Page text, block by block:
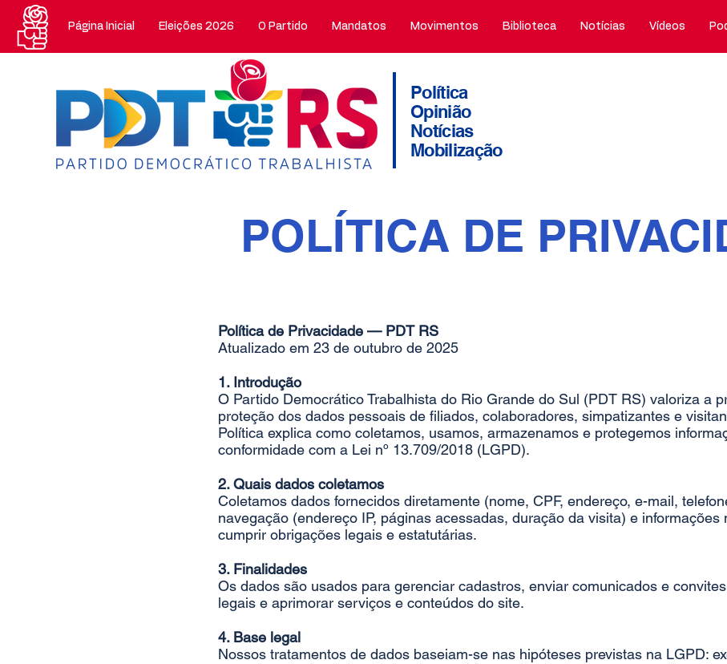
Página Inicial Eleições 2026 O Partido Mandatos Movimentos Biblioteca Notícias Vídeos
Política
Opinião
Notícias
Mobilização
POLÍTICA DE
Política de Privacidade — PDT RS
Atualizado em 23 de outubro de 2025
1. Introdução
O Partido Democrático Trabalhista do Rio Grande do Sul (PDT RS) valoriza a
proteção dos dados pessoais de filiados, colaboradores, simpatizantes e
Política explica como coletamos, usamos, armazenamos e protegemos
conformidade com a Lei nº 13.709/2018 (LGPD).
2. Quais dados coletamos
Coletamos dados fornecidos diretamente (nome, CPF, endereço, e-mail,
navegação (endereço IP, páginas acessadas, duração da visita) e informações
cumprir obrigações legais e estatutárias.
3. Finalidades
Os dados são usados para gerenciar cadastros, enviar comunicados e
legais e aprimorar serviços e conteúdos do site.
4. Base legal
Nossos tratamentos de dados baseiam-se nas hipóteses previstas na LGPD: